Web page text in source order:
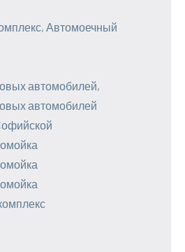
Автомоечный
автомобилей,
автомобилей